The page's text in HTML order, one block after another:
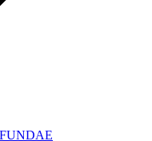
FUNDAE